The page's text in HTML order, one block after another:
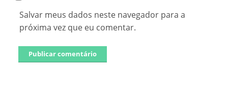
Salvar meus dados neste navegador para a
próxima vez que eu comentar.